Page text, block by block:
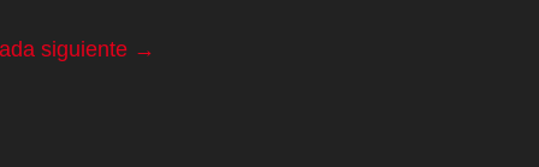
siguiente →